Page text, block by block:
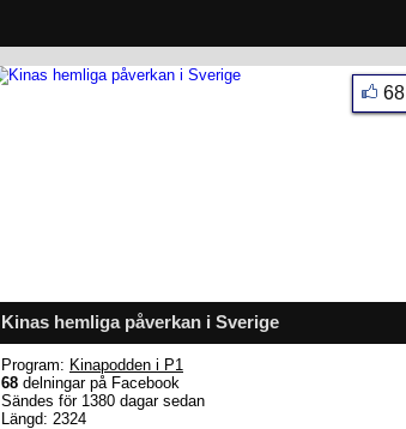
Kinas hemliga påverkan i Sverige
68
Program: Kinapodden i P1
68 delningar på Facebook
Sändes för 1380 dagar sedan
Längd: 2324